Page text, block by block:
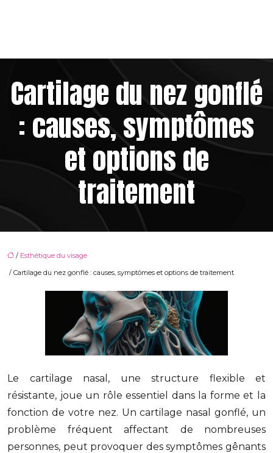
Cartilage du nez gonflé
: causes, symptômes
et options de
traitement
/ Esthétique du visage
/ Cartilage du nez gonflé : causes, symptômes et options de traitement
Le cartilage nasal, une structure flexible et
résistante, joue un rôle essentiel dans la forme et la
fonction de votre nez. Un cartilage nasal gonflé, un
problème fréquent affectant de nombreuses
personnes, peut provoquer des symptômes gênants